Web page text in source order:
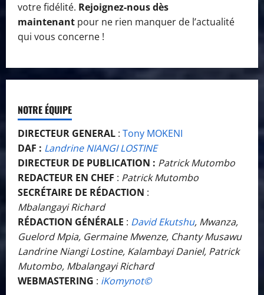
votre fidélité. Rejoignez-nous dès
maintenant pour ne rien manquer de l’actualité
qui vous concerne !
NOTRE ÉQUIPE
DIRECTEUR GENERAL : Tony MOKENI
DAF : Landrine NIANGI LOSTINE
DIRECTEUR DE PUBLICATION : Patrick Mutombo
REDACTEUR EN CHEF : Patrick Mutombo
SECRÉTAIRE DE RÉDACTION :
Mbalangayi Richard
RÉDACTION GÉNÉRALE : David Ekutshu, Mwanza,
Guelord Mpia, Germaine Mwenze, Chanty Musawu
Landrine Niangi Lostine, Kalambayi Daniel, Patrick
Mutombo, Mbalangayi Richard
WEBMASTERING : iKomynot©️